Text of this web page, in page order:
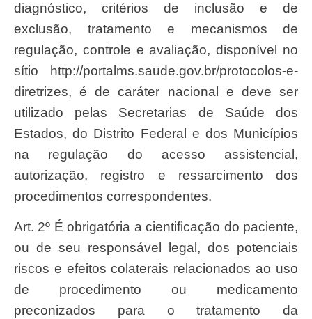
diagnóstico, critérios de inclusão e de
exclusão, tratamento e mecanismos de
regulação, controle e avaliação, disponível no
sítio http://portalms.saude.gov.br/protocolos-e-
diretrizes, é de caráter nacional e deve ser
utilizado pelas Secretarias de Saúde dos
Estados, do Distrito Federal e dos Municípios
na regulação do acesso assistencial,
autorização, registro e ressarcimento dos
procedimentos correspondentes.
Art. 2º É obrigatória a cientificação do paciente,
ou de seu responsável legal, dos potenciais
riscos e efeitos colaterais relacionados ao uso
de procedimento ou medicamento
preconizados para o tratamento da